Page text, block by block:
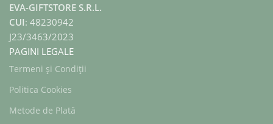
EVA-GIFTSTORE S.R.L.
CUI: 48230942
J23/3463/2023
PAGINI LEGALE
Termeni și Condiții
Politica Cookies
Metode de Plată